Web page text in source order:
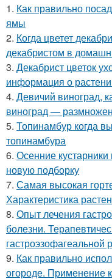
1. Как правильно
ямы
2. Когда цветет
декабристом в
3. Декабрист цветок
информация о
4. Девичий виноград,
виноград —
5. Топинамбур когда
топинамбура
6. Осенние
новую подборку
7. Самая высокая
Характеристика
8. Опыт лечения
болезни.
9. Как правильно
огороде. Применение